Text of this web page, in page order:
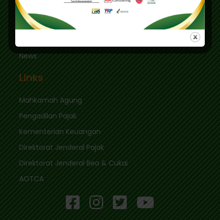
Quick Links
News
Links
Mahkamah Agung
Pengadilan Pajak
Kementerian Keuangan
Direktorat Jenderal Pajak
Direktorat Jenderal Bea & Cukai
AOTCA